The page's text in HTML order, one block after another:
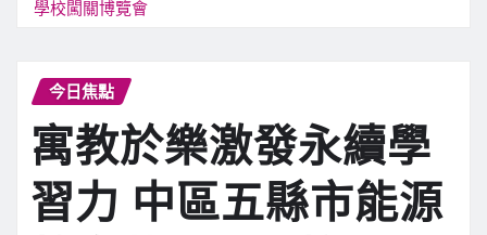
學校闖關博覽會
今日焦點
寓教於樂激發永續學
習力 中區五縣市能源